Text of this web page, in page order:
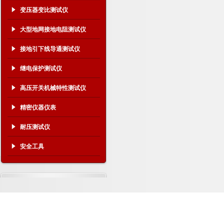
变压器变比测试仪
大型地网接地电阻测试仪
接地引下线导通测试仪
继电保护测试仪
高压开关机械特性测试仪
精密仪器仪表
耐压测试仪
安全工具